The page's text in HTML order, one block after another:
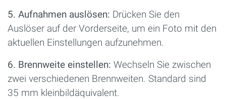
5. Aufnahmen auslösen: Drücken Sie den
Auslöser auf der Vorderseite, um ein Foto mit den
aktuellen Einstellungen aufzunehmen.
6. Brennweite einstellen: Wechseln Sie zwischen
zwei verschiedenen Brennweiten. Standard sind
35 mm kleinbildäquivalent.